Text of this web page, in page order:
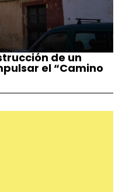
de un
el “Camino